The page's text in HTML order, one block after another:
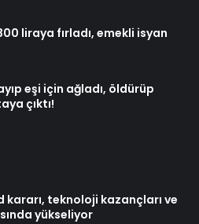
liraya fırladı, emekli isyan
eşi için ağladı, öldürüp
çıktı!
kararı, teknoloji kazançları ve
yükseliyor